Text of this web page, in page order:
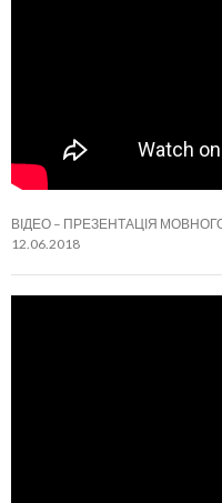
ВІДЕО – ПРЕЗЕНТАЦІЯ МОВНОГО
12.06.2018